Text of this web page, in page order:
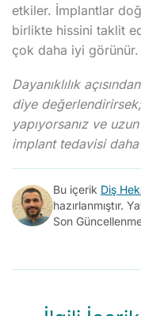
etkiler. İmplantlar
birlikte hissini taklit
çok daha iyi görünür.
Dayanıklılık
diye değerlendirirsek;
yapıyorsanız ve
implant tedavisi
Bu içerik Diş
hazırlanmıştır.
Son